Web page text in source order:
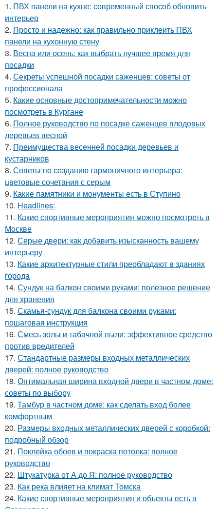
1. ПВХ панели на кухне: современный способ обновить
интерьер
2. Просто и надежно: как правильно приклеить ПВХ
панели на кухонную стену
3. Весна или осень: как выбрать лучшее время для
посадки
4. Секреты успешной посадки саженцев: советы от
профессионала
5. Какие основные достопримечательности можно
посмотреть в Кургане
6. Полное руководство по посадке саженцев плодовых
деревьев весной
7. Преимущества весенней посадки деревьев и
кустарников
8. Советы по созданию гармоничного интерьера:
цветовые сочетания с серым
9. Какие памятники и монументы есть в Ступино
10. Headlines:
11. Какие спортивные мероприятия можно посмотреть в
Москве
12. Серые двери: как добавить изысканность вашему
интерьеру
13. Какие архитектурные стили преобладают в зданиях
города
14. Сундук на балкон своими руками: полезное решение
для хранения
15. Скамья-сундук для балкона своими руками:
пошаговая инструкция
16. Смесь золы и табачной пыли: эффективное средство
против вредителей
17. Стандартные размеры входных металлических
дверей: полное руководство
18. Оптимальная ширина входной двери в частном доме:
советы по выбору
19. Тамбур в частном доме: как сделать вход более
комфортным
20. Размеры входных металлических дверей с коробкой:
подробный обзор
21. Поклейка обоев и покраска потолка: полное
руководство
22. Штукатурка от А до Я: полное руководство
23. Как река влияет на климат Томска
24. Какие спортивные мероприятия и объекты есть в